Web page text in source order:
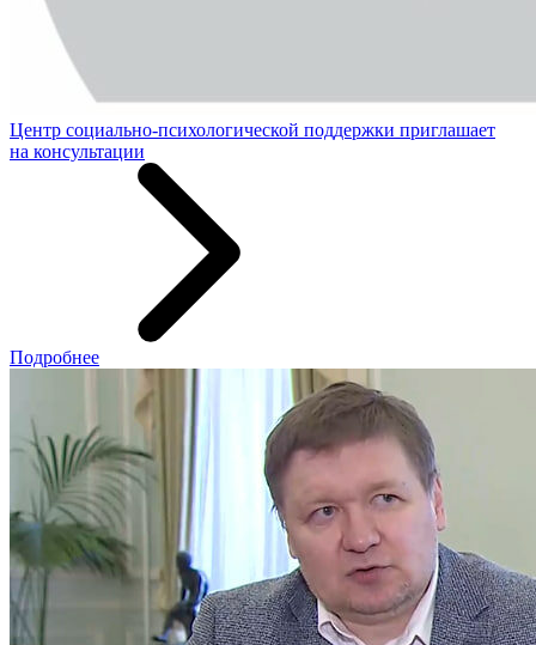
Центр социально-психологической поддержки приглашает
на консультации
Подробнее